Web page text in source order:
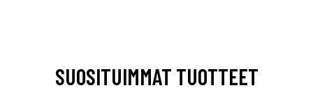
SUOSITUIMMAT TUOTTEET